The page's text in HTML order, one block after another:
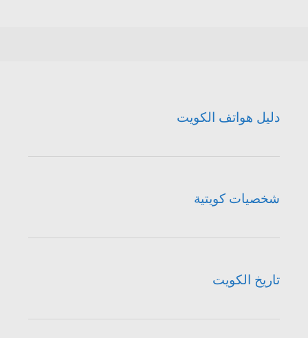
دليل هواتف الكويت
شخصيات كويتية
تاريخ الكويت